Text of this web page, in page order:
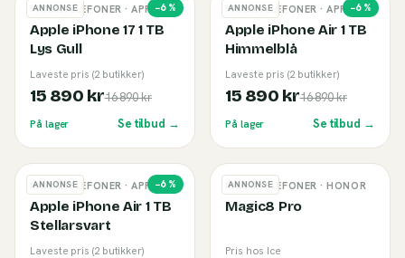
ANNONSE −6%
MOBILTELEFONER · APPLE
Apple iPhone 17 1 TB
Lys Gull
Laveste pris (2 butikker)
15 890 kr16 890 kr
På lager Se tilbud →
ANNONSE −6%
MOBILTELEFONER · APPLE
Apple iPhone Air 1 TB
Himmelblå
Laveste pris (2 butikker)
15 890 kr16 890 kr
På lager Se tilbud →
ANNONSE −6%
MOBILTELEFONER · APPLE
Apple iPhone Air 1 TB
Stellarsvart
Laveste pris (2 butikker)
ANNONSE
MOBILTELEFONER · HONOR
Magic8 Pro
Pris hos Ice